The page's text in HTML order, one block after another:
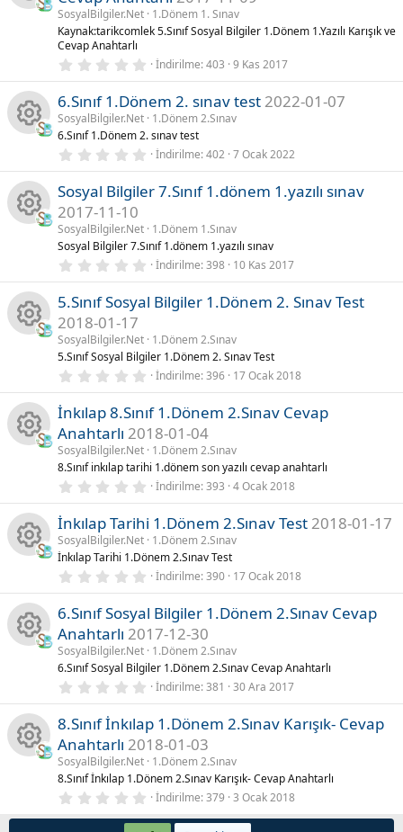
u
n
u
)
k
ik
o
n
l
d
ı
r
)
y
n
a
k
o
n
SosyalBilgiler.Net 1.Dönem 1. Sınav
Kaynak:tarikcomlek 5.Sınıf Sosyal Bilgiler 1.Dönem 1.Yazılı Karışık ve
Cevap Anahtarlı
0
0
y
l
d
z
(
l
r
İndirilme 403 9 Kas 2017
a
y
a
k
o
n
6.Sınıf 1.Dönem 2. sınav test 2022-01-07
SosyalBilgiler.Net 1.Dönem 2.Sınav
6.Sınıf 1.Dönem 2. sınav test
0
0
l
d
ı
z
(
a
İndirilme 402 7 Ocak 2022
a
y
a
k
o
n
u
Sosyal Bilgiler 7.Sınıf 1.dönem 1.yazılı sınav
2017-11-10
SosyalBilgiler.Net 1.Dönem 1.Sınav
Sosyal Bilgiler 7.Sınıf 1.dönem 1.yazılı sınav
0
0
l
d
ı
z
(
a
r
)
İndirilme 398 10 Kas 2017
a
y
a
k
o
n
5.Sınıf Sosyal Bilgiler 1.Dönem 2. Sınav Test
2018-01-17
SosyalBilgiler.Net 1.Dönem 2.Sınav
5.Sınıf Sosyal Bilgiler 1.Dönem 2. Sınav Test
0
0
y
ı
l
d
ı
z
(
a
r
)
İndirilme 396 17 Ocak 2018
a
y
a
k
o
n
İnkılap 8.Sınıf 1.Dönem 2.Sınav Cevap
Anahtarlı 2018-01-04
SosyalBilgiler.Net 1.Dönem 2.Sınav
8.Sınıf inkılap tarihi 1.dönem son yazılı cevap anahtarlı
0
0
y
l
d
z
(
l
a
r
)
İndirilme 393 4 Ocak 2018
a
y
a
k
İnkılap Tarihi 1.Dönem 2.Sınav Test 2018-01-17
SosyalBilgiler.Net 1.Dönem 2.Sınav
İnkılap Tarihi 1.Dönem 2.Sınav Test
0
0
y
ı
l
d
ı
z
(
a
r
)
İndirilme 390 17 Ocak 2018
a
y
a
6.Sınıf Sosyal Bilgiler 1.Dönem 2.Sınav Cevap
Anahtarlı 2017-12-30
SosyalBilgiler.Net 1.Dönem 2.Sınav
6.Sınıf Sosyal Bilgiler 1.Dönem 2.Sınav Cevap Anahtarlı
0
0
y
ı
l
d
ı
z
l
İndirilme 381 30 Ara 2017
a
8.Sınıf İnkılap 1.Dönem 2.Sınav Karışık- Cevap
Anahtarlı 2018-01-03
SosyalBilgiler.Net 1.Dönem 2.Sınav
8.Sınıf İnkılap 1.Dönem 2.Sınav Karışık- Cevap Anahtarlı
0
0
İndirilme 379 3 Ocak 2018